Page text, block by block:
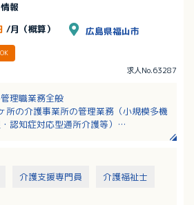
報
/月（概算） 広島県福山市
求人No.63287
理職業務全般
所の介護事業所の管理業務（小規模多機
認知症対応型通所介護等）
介護支援専門員 介護福祉士